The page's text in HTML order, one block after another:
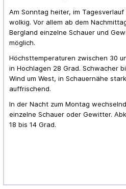
Am Sonntag heiter, im Tagesverlauf
wolkig. Vor allem ab dem
Bergland einzelne Schauer und
möglich.
Höchsttemperaturen zwischen 30
in Hochlagen 28 Grad. Schwacher
Wind um West, in Schauernähe
auffrischend.
In der Nacht zum Montag
einzelne Schauer oder Gewitter.
18 bis 14 Grad.